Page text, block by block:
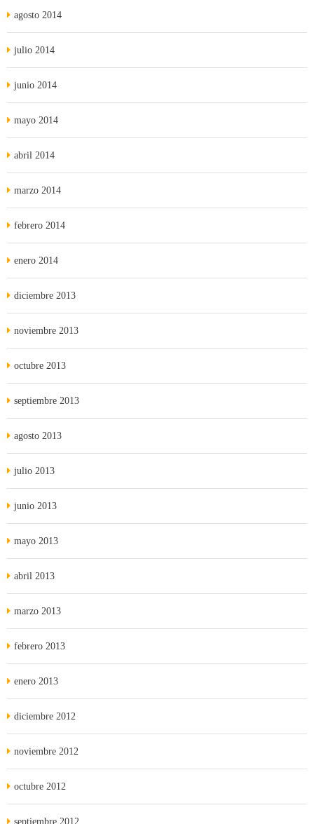
agosto 2014
julio 2014
junio 2014
mayo 2014
abril 2014
marzo 2014
febrero 2014
enero 2014
diciembre 2013
noviembre 2013
octubre 2013
septiembre 2013
agosto 2013
julio 2013
junio 2013
mayo 2013
abril 2013
marzo 2013
febrero 2013
enero 2013
diciembre 2012
noviembre 2012
octubre 2012
septiembre 2012